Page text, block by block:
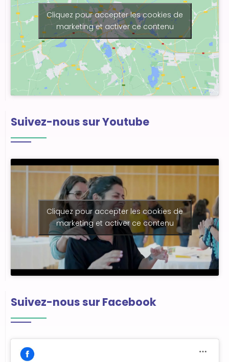
Cliquez pour accepter les cookies de
marketing et activer ce contenu
Suivez-nous sur Youtube
Cliquez pour accepter les cookies de
marketing et activer ce contenu
Suivez-nous sur Facebook